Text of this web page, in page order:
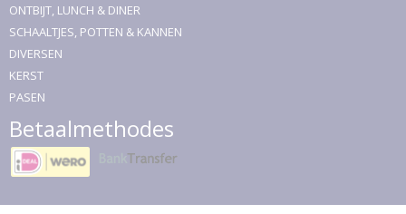
ONTBIJT, LUNCH & DINER
SCHAALTJES, POTTEN & KANNEN
DIVERSEN
KERST
PASEN
Betaalmethodes